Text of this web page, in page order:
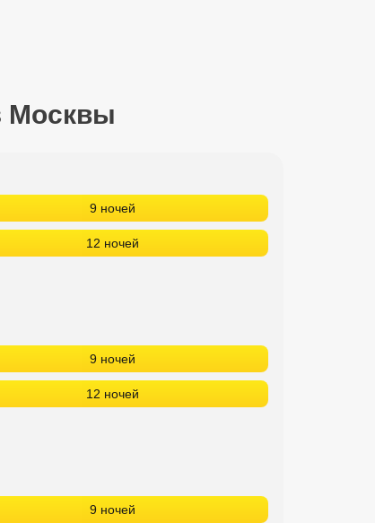
Москвы
9 ночей
12 ночей
9 ночей
12 ночей
9 ночей